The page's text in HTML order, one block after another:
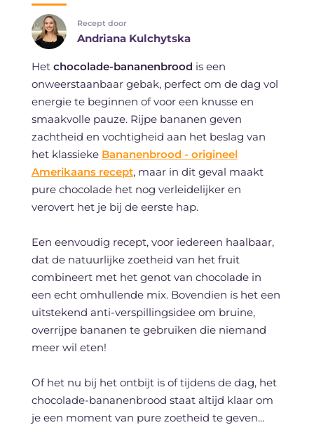
Recept door
Andriana Kulchytska
Het chocolade-bananenbrood is een
onweerstaanbaar gebak, perfect om de dag vol
energie te beginnen of voor een knusse en
smaakvolle pauze. Rijpe bananen geven
zachtheid en vochtigheid aan het beslag van
het klassieke Bananenbrood - origineel
Amerikaans recept, maar in dit geval maakt
pure chocolade het nog verleidelijker en
verovert het je bij de eerste hap.
Een eenvoudig recept, voor iedereen haalbaar,
dat de natuurlijke zoetheid van het fruit
combineert met het genot van chocolade in
een echt omhullende mix. Bovendien is het een
uitstekend anti-verspillingsidee om bruine,
overrijpe bananen te gebruiken die niemand
meer wil eten!
Of het nu bij het ontbijt is of tijdens de dag, het
chocolade-bananenbrood staat altijd klaar om
je een moment van pure zoetheid te geven...